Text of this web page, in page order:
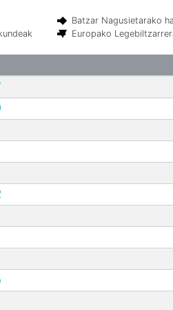
Batzar Nagusietarako
Europako